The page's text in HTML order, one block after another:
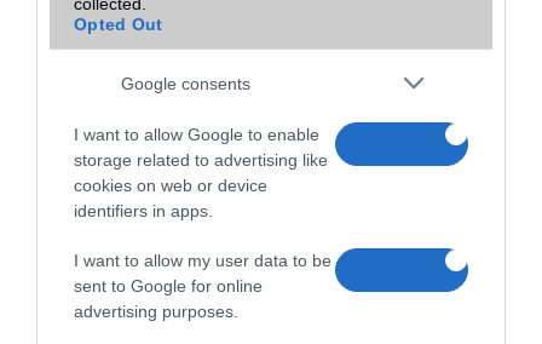
Opted Out
Google consents
I want to allow Google to enable
storage related to advertising like
cookies on web or device
identifiers in apps.
I want to allow my user data to be
sent to Google for online
advertising purposes.
| Phone Arena
Sokan nem rajonganak az évek óta egyre inkább növekvõ kijelzõkért
és szeretnének 5 col alatt maradni, hogy még egyszerûen kezelhetõ
legyen egy kézzel a mobil és akár a zsebbe is gond nélkül beférjen.
2017.03.28
| Xiaomi Today